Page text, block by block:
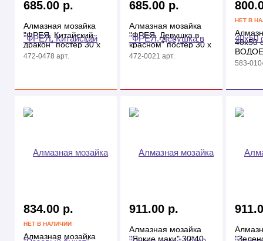
685.00 р.
Алмазная мозайка
"ФРЕЯ. Китайский
дракон" постер 30 х
30 см
472-0478 арт.
685.00 р.
Алмазная мозайка
"ФРЕЯ. Девушка в
красном" постер 30 х
30 см
472-0021 арт.
НЕТ В
40х50
583-
834.00 р.
НЕТ В НАЛИЧИИ
Алмазная мозайка
911.00 р.
Алмазная мозайка
"Яркие маки" 30*40